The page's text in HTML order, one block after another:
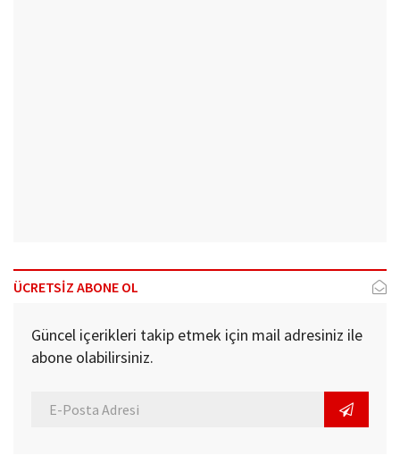
ÜCRETSİZ ABONE OL
Güncel içerikleri takip etmek için mail adresiniz ile
abone olabilirsiniz.